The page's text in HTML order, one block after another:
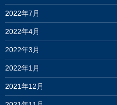
2022年7月
2022年4月
2022年3月
2022年1月
2021年12月